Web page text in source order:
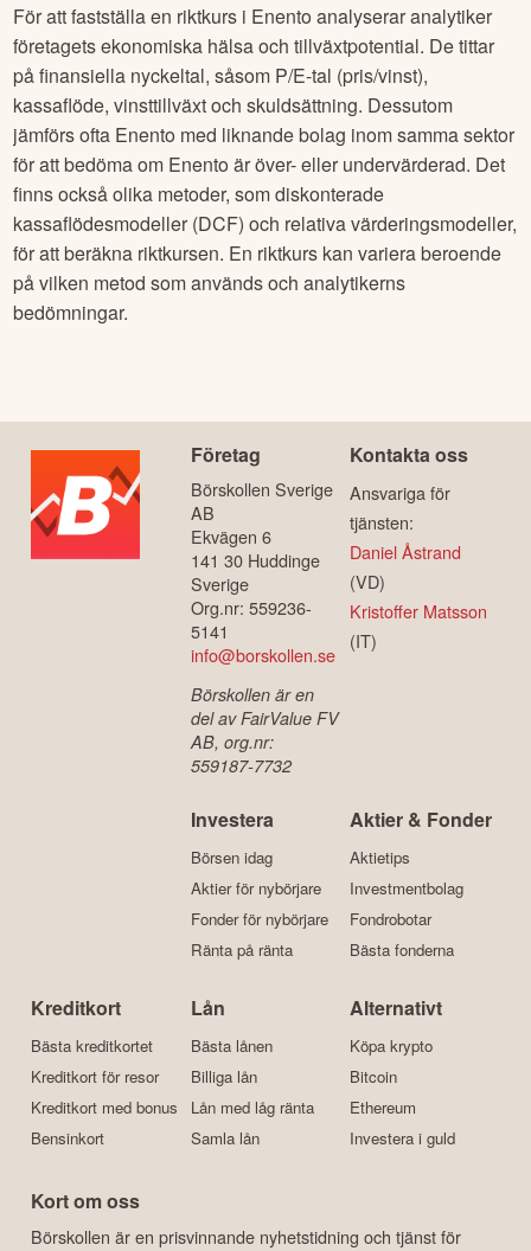
För att fastställa en riktkurs i Enento analyserar analytiker
företagets ekonomiska hälsa och tillväxtpotential. De tittar
på finansiella nyckeltal, såsom P/E-tal (pris/vinst),
kassaflöde, vinsttillväxt och skuldsättning. Dessutom
jämförs ofta Enento med liknande bolag inom samma sektor
för att bedöma om Enento är över- eller undervärderad. Det
finns också olika metoder, som diskonterade
kassaflödesmodeller (DCF) och relativa värderingsmodeller,
för att beräkna riktkursen. En riktkurs kan variera beroende
på vilken metod som används och analytikerns
bedömningar.
Företag
Börskollen Sverige
AB
Ekvägen 6
141 30 Huddinge
Sverige
Org.nr: 559236-
5141
info@borskollen.se
Börskollen är en
del av FairValue FV
AB, org.nr:
559187-7732
Kontakta oss
Ansvariga för
tjänsten:
Daniel Åstrand
(VD)
Kristoffer Matsson
(IT)
Investera
Börsen idag
Aktier för nybörjare
Fonder för nybörjare
Ränta på ränta
Aktier & Fonder
Aktietips
Investmentbolag
Fondrobotar
Bästa fonderna
Kreditkort
Bästa kreditkortet
Kreditkort för resor
Kreditkort med bonus
Bensinkort
Lån
Bästa lånen
Billiga lån
Lån med låg ränta
Samla lån
Alternativt
Köpa krypto
Bitcoin
Ethereum
Investera i guld
Kort om oss
Börskollen är en prisvinnande nyhetstidning och tjänst för